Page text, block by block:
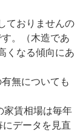
ておりませんの
。（木造であ
くなる傾向にあ
無についても
家賃相場は毎年
データを見直